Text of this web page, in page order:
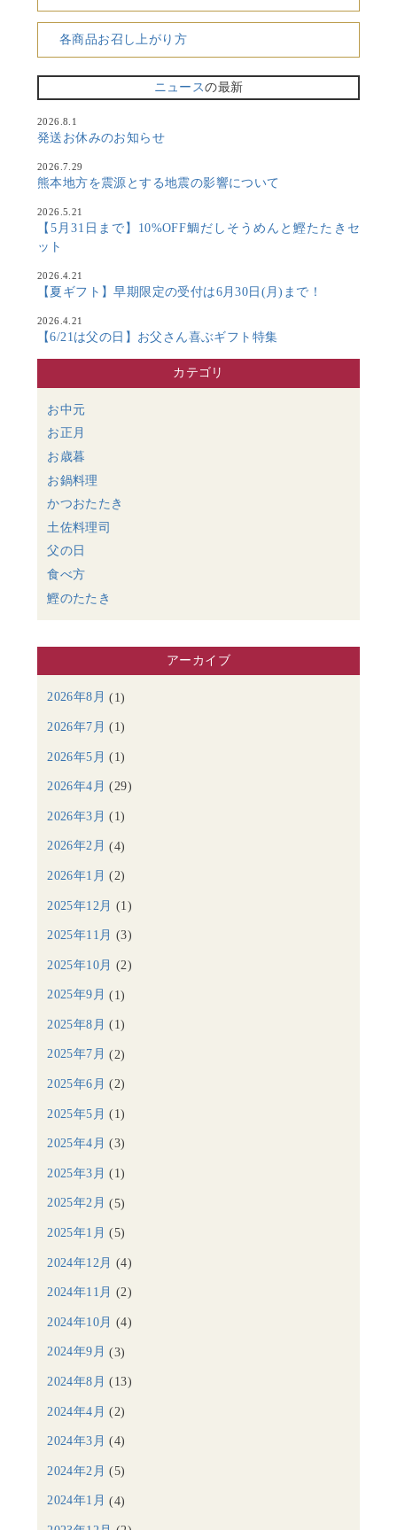
各商品お召し上がり方
ニュースの最新
2026.8.1
発送お休みのお知らせ
2026.7.29
熊本地方を震源とする地震の影響について
2026.5.21
【5月31日まで】10%OFF鯛だしそうめんと鰹たたきセ
ット
2026.4.21
【夏ギフト】早期限定の受付は6月30日(月)まで！
2026.4.21
【6/21は父の日】お父さん喜ぶギフト特集
カテゴリ
お中元
お正月
お歳暮
お鍋料理
かつおたたき
土佐料理司
父の日
食べ方
鰹のたたき
アーカイブ
2026年8月 (1)
2026年7月 (1)
2026年5月 (1)
2026年4月 (29)
2026年3月 (1)
2026年2月 (4)
2026年1月 (2)
2025年12月 (1)
2025年11月 (3)
2025年10月 (2)
2025年9月 (1)
2025年8月 (1)
2025年7月 (2)
2025年6月 (2)
2025年5月 (1)
2025年4月 (3)
2025年3月 (1)
2025年2月 (5)
2025年1月 (5)
2024年12月 (4)
2024年11月 (2)
2024年10月 (4)
2024年9月 (3)
2024年8月 (13)
2024年4月 (2)
2024年3月 (4)
2024年2月 (5)
2024年1月 (4)